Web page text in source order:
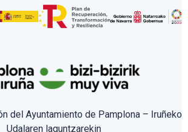
del Ayuntamiento de Pamplona – Iruñeko
Udalaren laguntzarekin